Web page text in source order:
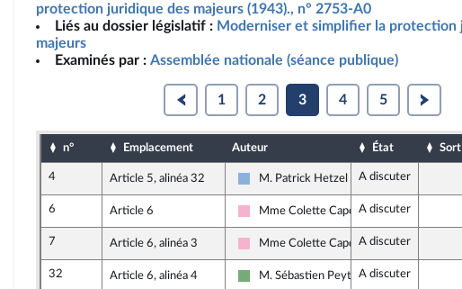
protection juridique des majeurs (1943)., n° 2753-A0
Liés au dossier législatif : Moderniser et simplifier la protection
majeurs
Examinés par : Assemblée nationale (séance publique)
1 2 3 4 5
n° Emplacement Auteur État Sort
4 Article 5, alinéa 32
Droite Républicaine
M. Patrick Hetzel A discuter
6 Article 6
Socialistes et apparentés
Mme Colette Capdevielle
A discuter
7 Article 6, alinéa 3
Socialistes et apparentés
Mme Colette Capdevielle
A discuter
32 Article 6, alinéa 4
Écologiste et Social
M. Sébastien PeytavieA discuter